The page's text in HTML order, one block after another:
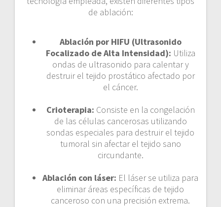
de ablación:
Ablación por HIFU (Ultrasonido
Focalizado de Alta Intensidad): Utiliza
ondas de ultrasonido para calentar y
destruir el tejido prostático afectado por
el cáncer.
Crioterapia: Consiste en la congelación
de las células cancerosas utilizando
sondas especiales para destruir el tejido
tumoral sin afectar el tejido sano
circundante.
Ablación con láser: El láser se utiliza para
eliminar áreas específicas de tejido
canceroso con una precisión extrema.